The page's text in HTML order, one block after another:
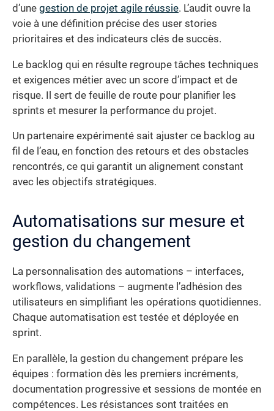
d’une gestion de projet agile réussie. L’audit ouvre la
voie à une définition précise des user stories
prioritaires et des indicateurs clés de succès.
Le backlog qui en résulte regroupe tâches techniques
et exigences métier avec un score d’impact et de
risque. Il sert de feuille de route pour planifier les
sprints et mesurer la performance du projet.
Un partenaire expérimenté sait ajuster ce backlog au
fil de l’eau, en fonction des retours et des obstacles
rencontrés, ce qui garantit un alignement constant
avec les objectifs stratégiques.
Automatisations sur mesure et
gestion du changement
La personnalisation des automations – interfaces,
workflows, validations – augmente l’adhésion des
utilisateurs en simplifiant les opérations quotidiennes.
Chaque automatisation est testée et déployée en
sprint.
En parallèle, la gestion du changement prépare les
équipes : formation dès les premiers incréments,
documentation progressive et sessions de montée en
compétences. Les résistances sont traitées en